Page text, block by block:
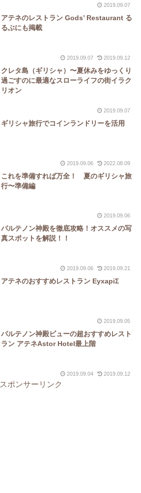
2019.09.07
アテネのレストラン Gods’ Restaurant る
るぶにも掲載
2019.09.07 2019.09.12
クレタ島（ギリシャ）〜夏休みをゆっくり
過ごすのに最適なスローライフの街イラク
リオン
2019.09.07
ギリシャ旅行でコインランドリーを活用
2019.09.06 2022.08.09
これを準備すれば万全！ 夏のギリシャ旅
行〜準備編
2019.09.06
パルテノン神殿を徹底攻略！オススメの写
真スポットを解説！！
2019.09.06 2019.09.21
アテネのおすすめレストラン EyxapiΣ
2019.09.05
パルテノン神殿ビューの超おすすめレスト
ラン アテネAstor Hotel最上階
2019.09.04 2019.09.12
スポンサーリンク